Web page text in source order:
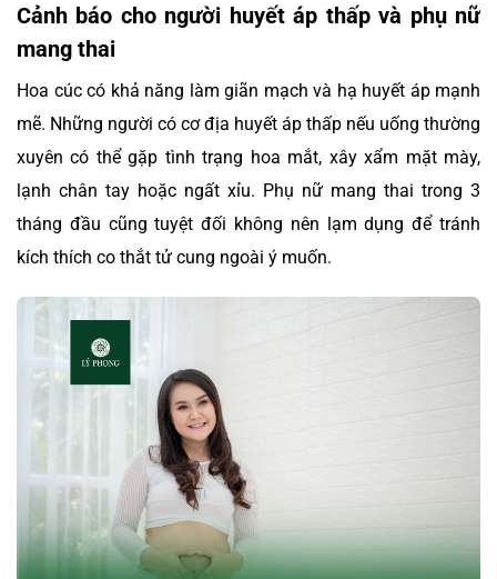
Cảnh báo cho người huyết áp thấp và phụ nữ
mang thai
Hoa cúc có khả năng làm giãn mạch và hạ huyết áp mạnh
mẽ. Những người có cơ địa huyết áp thấp nếu uống thường
xuyên có thể gặp tình trạng hoa mắt, xây xẩm mặt mày,
lạnh chân tay hoặc ngất xỉu. Phụ nữ mang thai trong 3
tháng đầu cũng tuyệt đối không nên lạm dụng để tránh
kích thích co thắt tử cung ngoài ý muốn.